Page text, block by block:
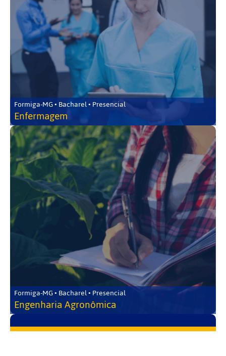
Formiga-MG • Bacharel • Presencial
Enfermagem
Formiga-MG • Bacharel • Presencial
Engenharia Agronômica